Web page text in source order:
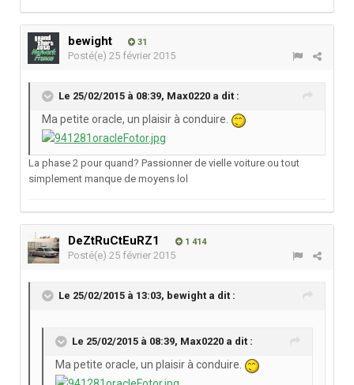
bewight 31
Posté(e) 25 février 2015
Le 25/02/2015 à 08:39, Max0220 a dit :
Ma petite oracle, un plaisir à conduire.
La phase 2 pour quand? Passionner de vielle voiture ou tout
simplement manque de moyens lol
DeZtRuCtEuRZ1 1 414
Posté(e) 25 février 2015
Le 25/02/2015 à 13:03, bewight a dit :
Le 25/02/2015 à 08:39, Max0220 a dit :
Ma petite oracle, un plaisir à conduire.